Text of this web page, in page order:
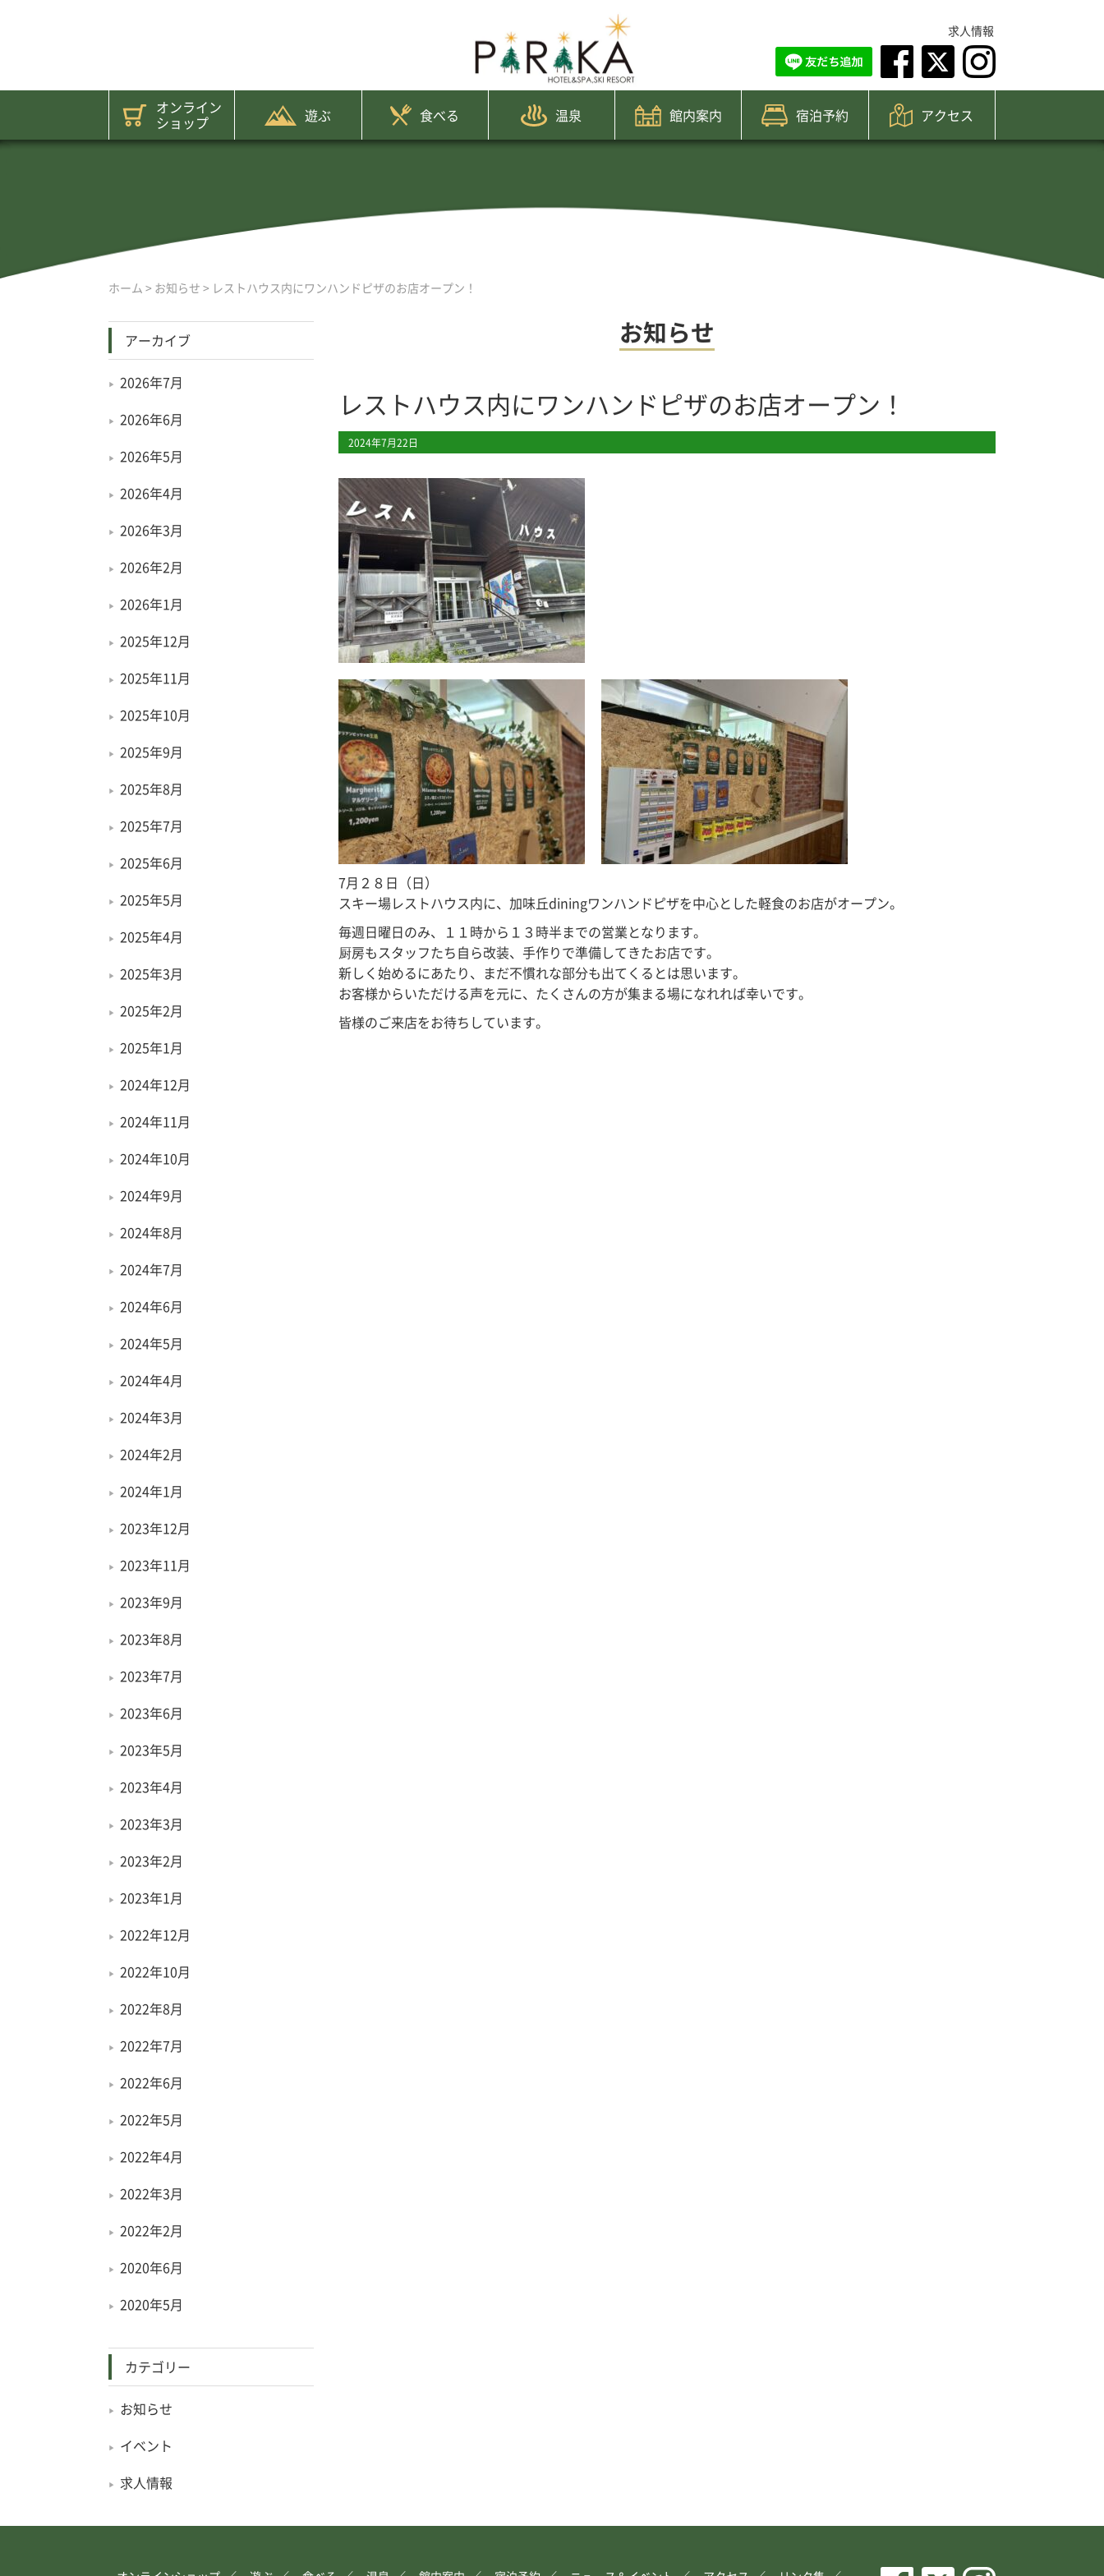
求人情報
オンライン
ショップ 遊ぶ 食べる 温泉 館内案内 宿泊予約 アクセス
ホーム > お知らせ > レストハウス内にワンハンドピザのお店オープン！
お知らせ
レストハウス内にワンハンドピザのお店オープン！
2024年7月22日
7月２８日（日）
スキー場レストハウス内に、加味丘diningワンハンドピザを中心とした軽食のお店がオープン。
毎週日曜日のみ、１１時から１３時半までの営業となります。
厨房もスタッフたち自ら改装、手作りで準備してきたお店です。
新しく始めるにあたり、まだ不慣れな部分も出てくるとは思います。
お客様からいただける声を元に、たくさんの方が集まる場になれれば幸いです。
皆様のご来店をお待ちしています。
アーカイブ
2026年7月
2026年6月
2026年5月
2026年4月
2026年3月
2026年2月
2026年1月
2025年12月
2025年11月
2025年10月
2025年9月
2025年8月
2025年7月
2025年6月
2025年5月
2025年4月
2025年3月
2025年2月
2025年1月
2024年12月
2024年11月
2024年10月
2024年9月
2024年8月
2024年7月
2024年6月
2024年5月
2024年4月
2024年3月
2024年2月
2024年1月
2023年12月
2023年11月
2023年9月
2023年8月
2023年7月
2023年6月
2023年5月
2023年4月
2023年3月
2023年2月
2023年1月
2022年12月
2022年10月
2022年8月
2022年7月
2022年6月
2022年5月
2022年4月
2022年3月
2022年2月
2020年6月
2020年5月
カテゴリー
お知らせ
イベント
求人情報